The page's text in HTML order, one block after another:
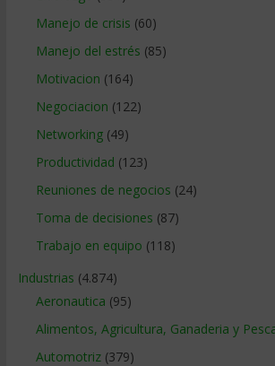
Manejo de crisis (60)
Manejo del estrés (85)
Motivacion (164)
Negociacion (122)
Networking(49)
Productividad (123)
Reuniones de negocios (24)
Toma de decisiones (87)
Trabajo en equipo (118)
Industrias (4.874)
Aeronautica (95)
Alimentos, Agricultura, Ganaderia y
Automotriz(379)